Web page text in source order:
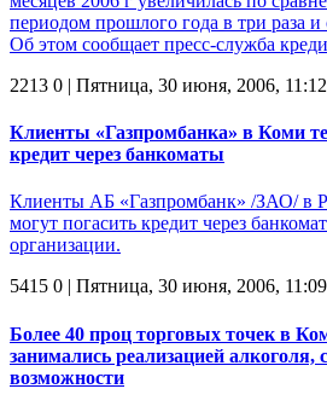
периодом прошлого года в три раза и
Об этом сообщает пресс-служба
2213 0 | Пятница, 30 июня, 2006, 11:12
Клиенты «Газпромбанка» в Коми
кредит через банкоматы
Клиенты АБ «Газпромбанк» /ЗАО/ в
могут погасить кредит через
организации.
5415 0 | Пятница, 30 июня, 2006, 11:09
Более 40 проц торговых точек в
занимались реализацией
возможности